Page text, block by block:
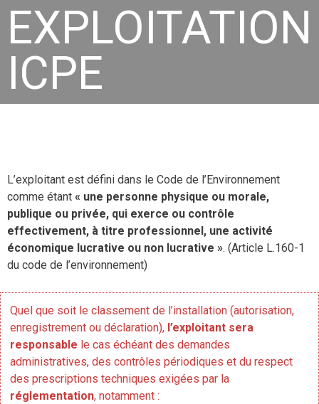
EXPLOITATION
ICPE
L’exploitant est défini dans le Code de l’Environnement
comme étant « une personne physique ou morale,
publique ou privée, qui exerce ou contrôle
effectivement, à titre professionnel, une activité
économique lucrative ou non lucrative ». (Article L.160-1
du code de l’environnement)
Quel que soit le classement de l’installation (autorisation,
enregistrement ou déclaration), l’exploitant sera
responsable le cas échéant des demandes
administratives, des contrôles périodiques et du respect
des prescriptions techniques exigées par la
réglementation, notamment :